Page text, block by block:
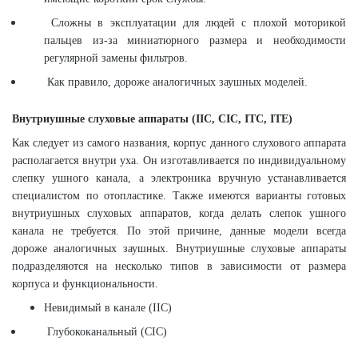
Сложны в эксплуатации для людей с плохой моторикой
пальцев из-за миниатюрного размера и необходимости
регулярной замены фильтров.
Как правило, дороже аналогичных заушных моделей.
Внутриушные слуховые аппараты (IIC, CIC, ITC, ITE)
Как следует из самого названия, корпус данного слухового аппарата
располагается внутри уха. Он изготавливается по индивидуальному
слепку ушного канала, а электроника вручную устанавливается
специалистом по отопластике. Также имеются варианты готовых
внутриушных слуховых аппаратов, когда делать слепок ушного
канала не требуется. По этой причине, данные модели всегда
дороже аналогичных заушных. Внутриушные слуховые аппараты
подразделяются на несколько типов в зависимости от размера
корпуса и функциональности.
Невидимый в канале (IIC)
Глубококанальный (CIC)